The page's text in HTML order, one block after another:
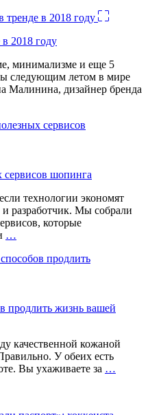
2018 году
минимализме и еще 5
следующим летом в мире
Малинина, дизайнер бренда
cервисов шопинга
технологии экономят
и разработчик. Мы собрали
которые
…
продлить жизнь вашей
качественной кожаной
У обеих есть
Вы ухаживаете за …